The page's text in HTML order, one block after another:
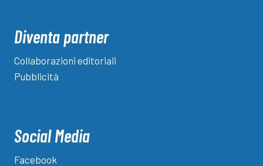
Diventa partner
Collaborazioni editoriali
Pubblicità
Social Media
Facebook